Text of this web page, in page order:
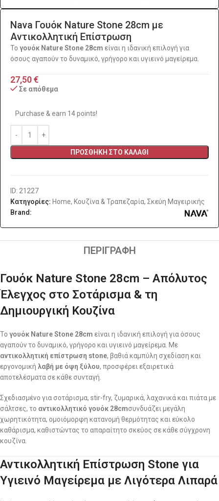
Nava Γουόκ Nature Stone 28cm με
Αντικολλητική Επίστρωση
Το γουόκ Nature Stone 28cm είναι η ιδανική επιλογή για
όσους αγαπούν το δυναμικό, γρήγορο και υγιεινό μαγείρεμα.
27,50€
Σε απόθεμα
Purchase & earn 14 points!
ΠΡΟΣΘΉΚΗ ΣΤΟ ΚΑΛΆΘΙ
ID: 21227
Κατηγορίες: Home, Κουζίνα & Τραπεζαρία, Σκεύη Μαγειρικής
Brand:
ΠΕΡΙΓΡΑΦΉ
Γουόκ Nature Stone 28cm – Απόλυτος
Έλεγχος στο Σοτάρισμα & τη
Δημιουργική Κουζίνα
Το γουόκ Nature Stone 28cm είναι η ιδανική επιλογή για όσους
αγαπούν το δυναμικό, γρήγορο και υγιεινό μαγείρεμα. Με
αντικολλητική επίστρωση stone, βαθιά καμπύλη σχεδίαση και
εργονομική λαβή με όψη ξύλου, προσφέρει εξαιρετικά
αποτελέσματα σε κάθε συνταγή.
Σχεδιασμένο για σοτάρισμα, stir-fry, ζυμαρικά, λαχανικά και πιάτα με
σάλτσες, το αντικολλητικό γουόκ 28cmσυνδυάζει μεγάλη
χωρητικότητα, ομοιόμορφη κατανομή θερμότητας και εύκολο
καθάρισμα, καθιστώντας το απαραίτητο σκεύος σε κάθε σύγχρονη
κουζίνα.
Αντικολλητική Επίστρωση Stone για
Υγιεινό Μαγείρεμα με Λιγότερα Λιπαρά